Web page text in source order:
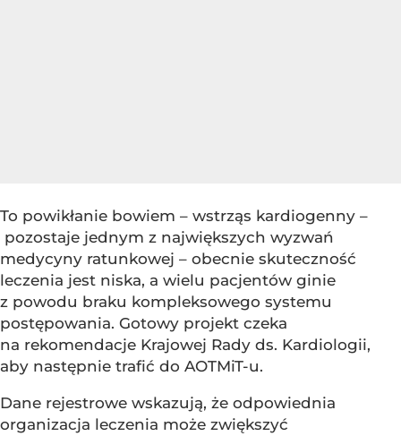
To powikłanie bowiem – wstrząs kardiogenny –
pozostaje jednym z największych wyzwań
medycyny ratunkowej – obecnie skuteczność
leczenia jest niska, a wielu pacjentów ginie
z powodu braku kompleksowego systemu
postępowania. Gotowy projekt czeka
na rekomendacje Krajowej Rady ds. Kardiologii,
aby następnie trafić do AOTMiT-u.
Dane rejestrowe wskazują, że odpowiednia
organizacja leczenia może zwiększyć